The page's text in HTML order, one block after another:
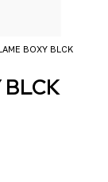
BOXY BLCK